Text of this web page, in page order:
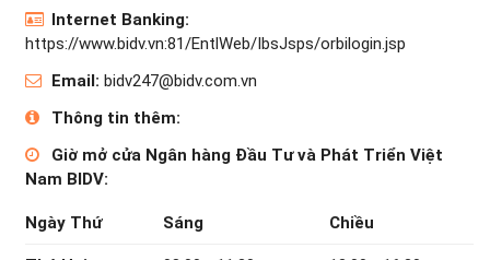
Internet Banking:
https://www.bidv.vn:81/EntlWeb/IbsJsps/orbilogin.jsp
Email: bidv247@bidv.com.vn
Thông tin thêm:
Giờ mở cửa Ngân hàng Đầu Tư và Phát Triển Việt
Nam BIDV:
Ngày Thứ Sáng Chiều